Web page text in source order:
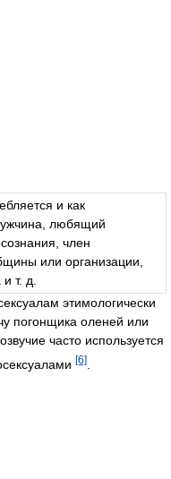
и как
любящий
член
или организации,
т. д.
этимологически
погонщика оленей или
часто используется
[6]